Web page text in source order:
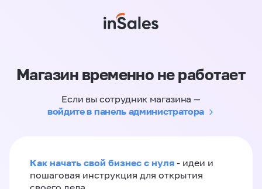
Магазин временно не работает
Если вы сотрудник магазина —
войдите в панель администратора
Как начать свой бизнес с нуля - идеи и
пошаговая инструкция для открытия